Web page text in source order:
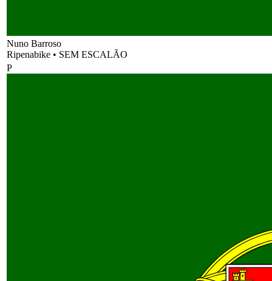
Nuno Barroso
Ripenabike • SEM ESCALÃO
P